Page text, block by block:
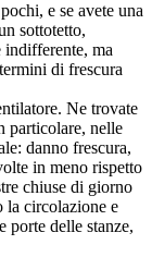
e se avete una
sottotetto,
indifferente, ma
di frescura
Ne trovate
particolare, nelle
danno frescura,
in meno rispetto
chiuse di giorno
la circolazione e
porte delle stanze,